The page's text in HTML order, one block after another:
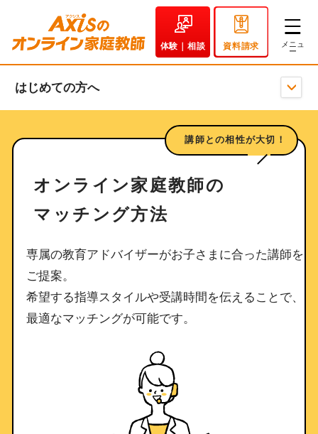
体験｜相談 資料請求
はじめての方へ
講師との相性が大切！
オンライン家庭教師の
マッチング方法
専属の教育アドバイザーがお子さまに合った講師を
ご提案。
希望する指導スタイルや受講時間を伝えることで、
最適なマッチングが可能です。